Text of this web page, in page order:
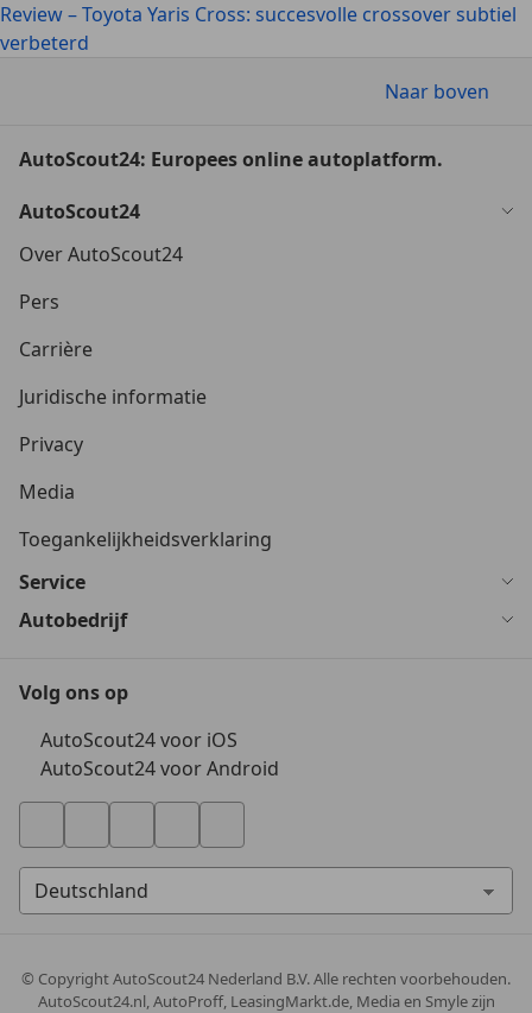
Review – Toyota Yaris Cross: succesvolle crossover subtiel
verbeterd
Naar boven
AutoScout24: Europees online autoplatform.
AutoScout24
Over AutoScout24
Pers
Carrière
Juridische informatie
Privacy
Media
Toegankelijkheidsverklaring
Service
Autobedrijf
Volg ons op
AutoScout24 voor iOS
AutoScout24 voor Android
© CopyrightAutoScout24 Nederland B.V. Alle rechten voorbehouden.
AutoScout24.nl, AutoProff, LeasingMarkt.de, Media en Smyle zijn